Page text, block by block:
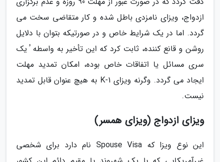
ازدواج، ویزای نامزدی باطل شده و کار متقاضی سخت می
گردد. اما در یک شرایط خاص و در صورتیکه بتوان با دلایل
روشن و قانع کننده، ثابت کرد که این تأخیر به واسطه ٔ یک
سری مسائل یا اتفاقات خاص بوده، امکان تمدید مهلت
ایجاد می گردد. وگرنه ویزای K-1 به هیچ عنوان قابل تمدید
نیست.
ویزای ازدواج (ویزای همسر)
این نوع ویزا که Spouse Visa نام دارد برای شخصی